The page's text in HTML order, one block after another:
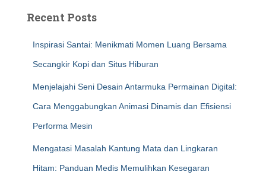
Recent Posts
Inspirasi Santai: Menikmati Momen Luang Bersama
Secangkir Kopi dan Situs Hiburan
Menjelajahi Seni Desain Antarmuka Permainan Digital:
Cara Menggabungkan Animasi Dinamis dan Efisiensi
Performa Mesin
Mengatasi Masalah Kantung Mata dan Lingkaran
Hitam: Panduan Medis Memulihkan Kesegaran